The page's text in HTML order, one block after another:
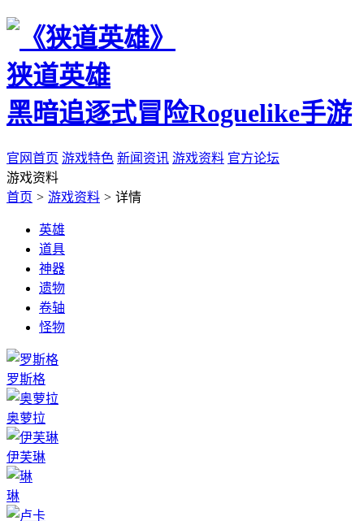
狭道英雄
黑暗追逐式冒险Roguelike手游
官网首页 游戏特色 新闻资讯 游戏资料 官方论坛
游戏资料
首页 > 游戏资料 > 详情
英雄
道具
神器
遗物
卷轴
怪物
罗斯格
奥萝拉
伊芙琳
琳